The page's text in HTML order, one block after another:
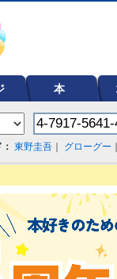
本
東野圭吾 グローグー